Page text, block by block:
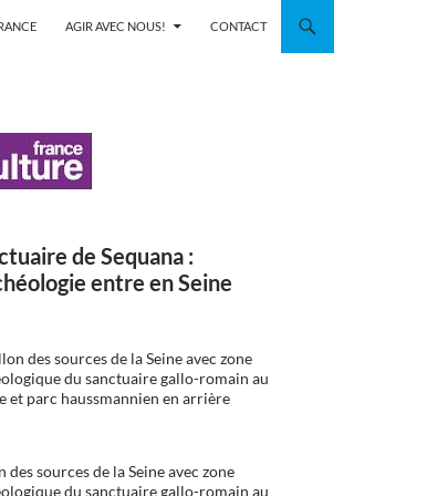
AGIR AVEC NOUS! CONTACT
de Sequana :
entre en Seine
des sources de la Seine avec zone
du sanctuaire gallo-romain au